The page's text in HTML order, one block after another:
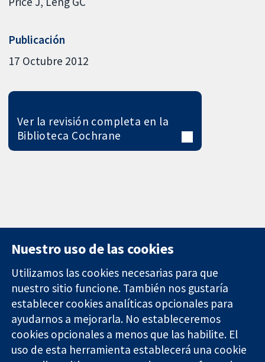
Publicación
17 Octubre 2012
Ver la revisión completa en la
Biblioteca Cochrane
Evidencia fiable.
Decisiones
informadas.
Mejor salud.
11-13 Cavendish
Square
Londres
W1G 0AN
Reino Unido
Contacto
Noticias
Prensa
Sobre
nosotros
Empleo
Nuestro uso de las cookies
Utilizamos las cookies necesarias para que
nuestro sitio funcione. También nos gustaría
establecer cookies analíticas opcionales para
ayudarnos a mejorarla. No estableceremos
cookies opcionales a menos que las habilite. El
uso de esta herramienta establecerá una cookie